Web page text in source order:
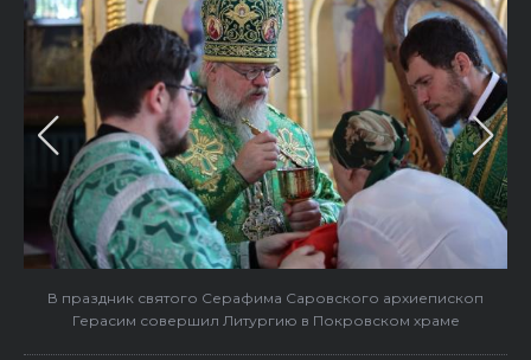
В праздник святого Серафима Саровского архиепископ
Герасим совершил Литургию в Покровском храме